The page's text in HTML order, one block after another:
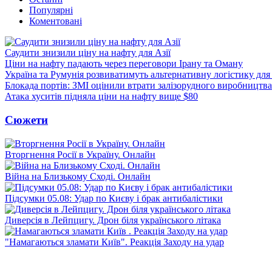
Популярні
Коментовані
Саудити знизили ціну на нафту для Азії
Ціни на нафту падають через переговори Ірану та Оману
Україна та Румунія розвиватимуть альтернативну логістику
Блокада портів: ЗМІ оцінили втрати залізорудного виробництва
Атака хуситів підняла ціни на нафту вище $80
Сюжети
Вторгнення Росії в Україну. Онлайн
Війна на Близькому Сході. Онлайн
Підсумки 05.08: Удар по Києву і брак антибалістики
Диверсія в Лейпцигу. Дрон біля українського літака
"Намагаються зламати Київ". Реакція Заходу на удар